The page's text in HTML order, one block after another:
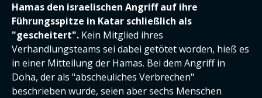
Hamas den israelischen Angriff auf ihre
Führungsspitze in Katar schließlich als
"gescheitert". Kein Mitglied ihres
Verhandlungsteams sei dabei getötet worden, hieß es
in einer Mitteilung der Hamas. Bei dem Angriff in
Doha, der als "abscheuliches Verbrechen"
beschrieben wurde, seien aber sechs Menschen